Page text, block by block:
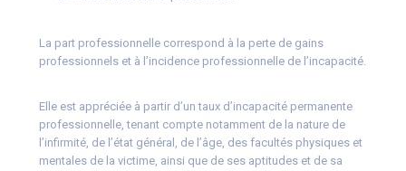
La part professionnelle correspond à la perte de gains
professionnels et à l’incidence professionnelle de l’incapacité.
Elle est appréciée à partir d’un taux d’incapacité permanente
professionnelle, tenant compte notamment de la nature de
l’infirmité, de l’état général, de l’âge, des facultés physiques et
mentales de la victime, ainsi que de ses aptitudes et de sa